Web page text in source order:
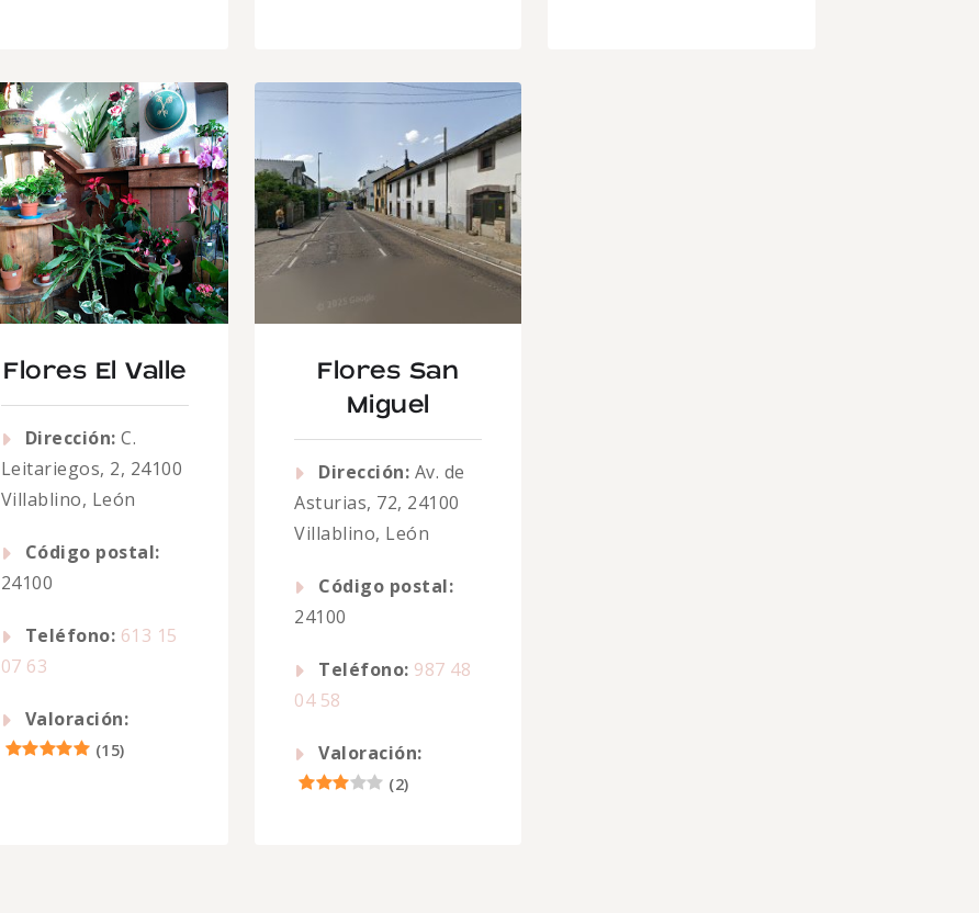
Flores El Valle
Dirección: C.
Leitariegos, 2, 24100
Villablino, León
Código postal:
24100
Teléfono: 613 15
07 63
Valoración:
(15)
Flores San
Miguel
Dirección: Av. de
Asturias, 72, 24100
Villablino, León
Código postal:
24100
Teléfono: 987 48
04 58
Valoración:
(2)